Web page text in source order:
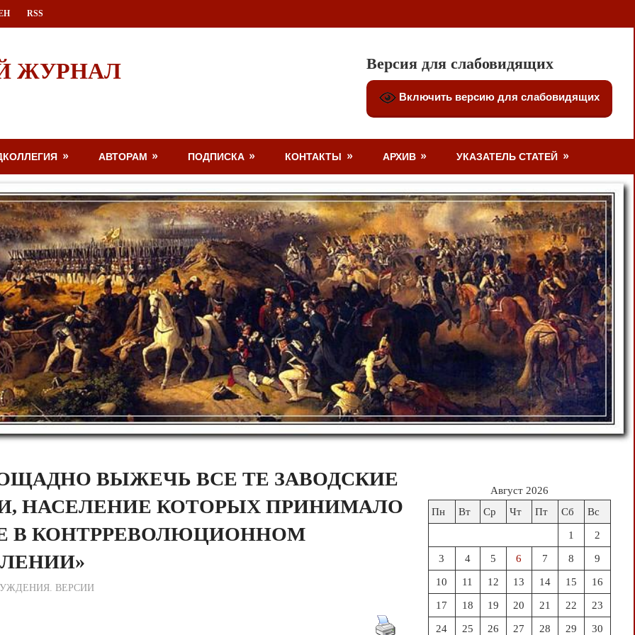
RSS
ЖУРНАЛ Версия для слабовидящих
Включить версию для слабовидящих
АВТОРАМ ПОДПИСКА КОНТАКТЫ АРХИВ УКАЗАТЕЛЬ СТАТЕЙ
ВЫЖЕЧЬ ВСЕ ТЕ ЗАВОДСКИЕ
НАСЕЛЕНИЕ КОТОРЫХ ПРИНИМАЛО
В КОНТРРЕВОЛЮЦИОННОМ
по Редакции
ВЕРСИИ
Август 2026
Пн
Вт Ср Чт Пт Сб Вс
1 2
3 4 5 6 7 8 9
10 11 12 13 14 15 16
17 18 19 20 21 22 23
24 25 26 27 28 29 30